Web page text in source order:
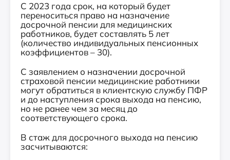
С 2023 года срок, на который будет
переноситься право на назначение
досрочной пенсии для медицинских
работников, будет составлять 5 лет
(количество индивидуальных пенсионных
коэффициентов – 30).
С заявлением о назначении досрочной
страховой пенсии медицинские работники
могут обратиться в клиентскую службу ПФР
и до наступления срока выхода на пенсию,
но не ранее чем за месяц до
соответствующего срока.
В стаж для досрочного выхода на пенсию
засчитываются: